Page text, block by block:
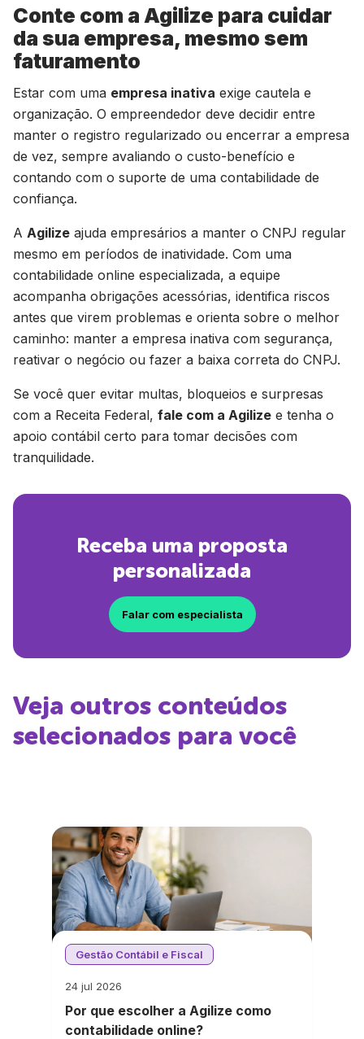
Conte com a Agilize para cuidar
da sua empresa, mesmo sem
faturamento
Estar com uma empresa inativa exige cautela e
organização. O empreendedor deve decidir entre
manter o registro regularizado ou encerrar a empresa
de vez, sempre avaliando o custo-benefício e
contando com o suporte de uma contabilidade de
confiança.
A Agilize ajuda empresários a manter o CNPJ regular
mesmo em períodos de inatividade. Com uma
contabilidade online especializada, a equipe
acompanha obrigações acessórias, identifica riscos
antes que virem problemas e orienta sobre o melhor
caminho: manter a empresa inativa com segurança,
reativar o negócio ou fazer a baixa correta do CNPJ.
Se você quer evitar multas, bloqueios e surpresas
com a Receita Federal, fale com a Agilize e tenha o
apoio contábil certo para tomar decisões com
tranquilidade.
Receba uma proposta
personalizada
Falar com especialista
Veja outros conteúdos
selecionados para você
Gestão Contábil e Fiscal
24 jul 2026
Por que escolher a Agilize como
contabilidade online?